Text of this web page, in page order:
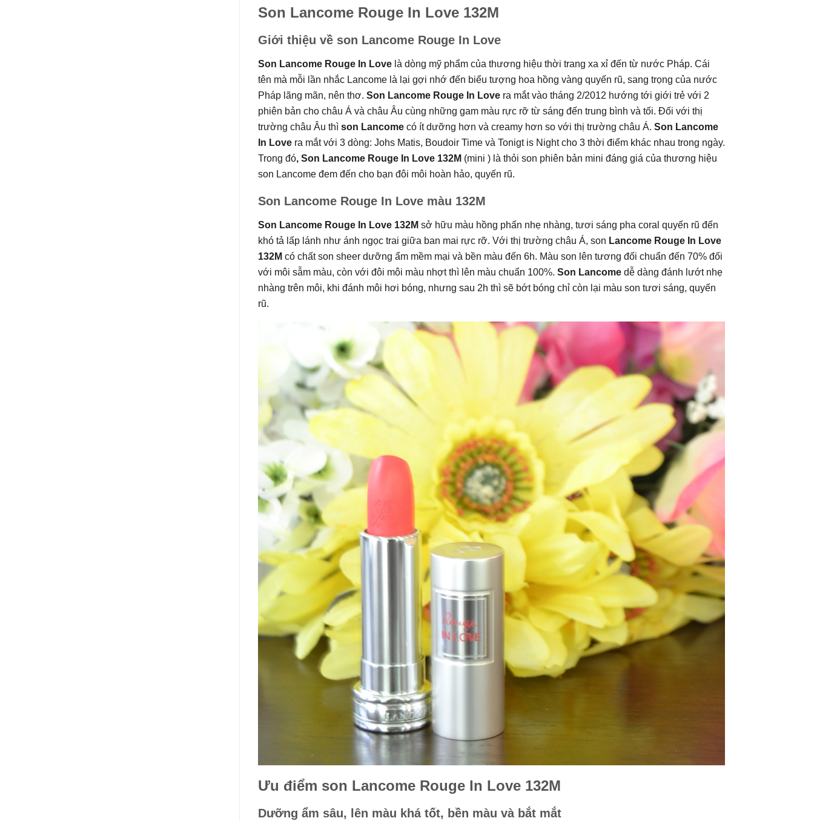
Son Lancome Rouge In Love 132M
Giới thiệu về son Lancome Rouge In Love
Son Lancome Rouge In Lovelà dòng mỹ phẩm của thương hiệu thời trang xa xỉ đến từ nước Pháp. Cái
tên mà mỗi lần nhắc Lancome là lại gợi nhớ đến biểu tượng hoa hồng vàng quyến rũ, sang trọng của nước
Pháp lãng mãn, nên thơ. Son Lancome Rouge In Lovera mắt vào tháng 2/2012 hướng tới giới trẻ với 2
phiên bản cho châu Á và châu Âu cùng những gam màu rực rỡ từ sáng đến trung bình và tối. Đối với thị
trường châu Âu thì son Lancomecó ít dưỡng hơn và creamy hơn so với thị trường châu Á. Son Lancome
In Lovera mắt với 3 dòng: Johs Matis, Boudoir Time và Tonigt is Night cho 3 thời điểm khác nhau trong ngày.
Trong đó, Son Lancome Rouge In Love 132M (mini ) là thỏi son phiên bản mini đáng giá của thương hiệu
son Lancome đem đến cho bạn đôi môi hoàn hảo, quyến rũ.
Son Lancome Rouge In Love màu 132M
Son Lancome Rouge In Love 132M sở hữu màu hồng phấn nhẹ nhàng, tươi sáng pha coral quyến rũ đến
khó tả lấp lánh như ánh ngọc trai giữa ban mai rực rỡ. Với thị trường châu Á, son Lancome Rouge In Love
132M có chất son sheer dưỡng ẩm mềm mại và bền màu đến 6h. Màu son lên tương đối chuẩn đến 70% đối
với môi sẫm màu, còn với đôi môi màu nhợt thì lên màu chuẩn 100%. Son Lancomedễ dàng đánh lướt nhẹ
nhàng trên môi, khi đánh môi hơi bóng, nhưng sau 2h thì sẽ bớt bóng chỉ còn lại màu son tươi sáng, quyến
rũ.
Ưu điểm son Lancome Rouge In Love 132M
Dưỡng ẩm sâu, lên màu khá tốt, bền màu và bắt mắt